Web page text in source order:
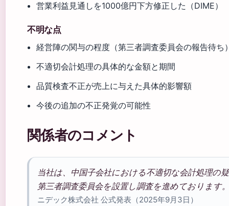
営業利益見通しを1000億円下方修正した（DIME）
不明な点
経営陣の関与の程度（第三者調査委員会の報告待ち
不適切会計処理の具体的な金額と期間
品質検査不正が売上に与えた具体的影響額
今後の追加の不正発覚の可能性
関係者のコメント
当社は、中国子会社における不適切な会計処理の
第三者調査委員会を設置し調査を進めております
ニデック株式会社 公式発表（2025年9月3日）